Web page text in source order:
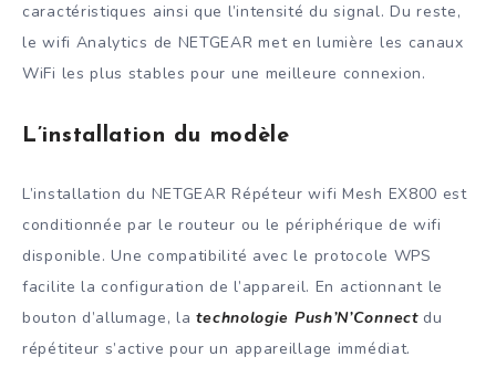
caractéristiques ainsi que l’intensité du signal. Du reste,
le wifi Analytics de NETGEAR met en lumière les canaux
WiFi les plus stables pour une meilleure connexion.
L’installation du modèle
L’installation du NETGEAR Répéteur wifi Mesh EX800 est
conditionnée par le routeur ou le périphérique de wifi
disponible. Une compatibilité avec le protocole WPS
facilite la configuration de l’appareil. En actionnant le
bouton d’allumage, latechnologie Push’N’Connectdu
répétiteur s’active pour un appareillage immédiat.